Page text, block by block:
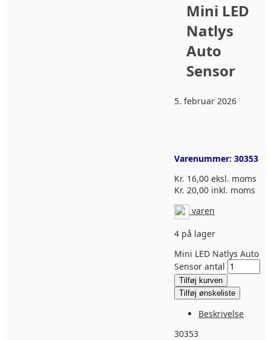
Mini LED
Natlys
Auto
Sensor
5. februar 2026
Varenummer: 30353
Kr. 16,00 eksl. moms
Kr. 20,00 inkl. moms
varen
4 på lager
Mini LED Natlys Auto
Sensor antal
Tilføj kurven
Tilføj ønskeliste
Beskrivelse
30353